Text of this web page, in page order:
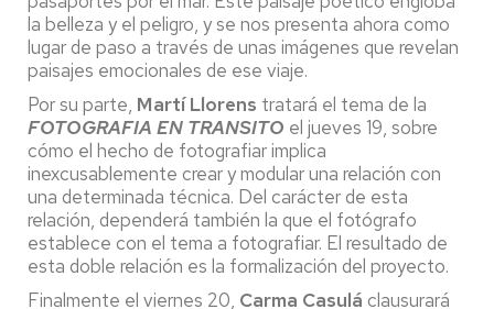
la belleza y el peligro, y se nos presenta ahora como
lugar de paso a través de unas imágenes que revelan
paisajes emocionales de ese viaje.
Por su parte, Martí Llorens tratará el tema de la
FOTOGRAFIA EN TRANSITO el jueves 19, sobre
cómo el hecho de fotografiar implica
inexcusablemente crear y modular una relación con
una determinada técnica. Del carácter de esta
relación, dependerá también la que el fotógrafo
establece con el tema a fotografiar. El resultado de
esta doble relación es la formalización del proyecto.
Finalmente el viernes 20, Carma Casulá clausurará